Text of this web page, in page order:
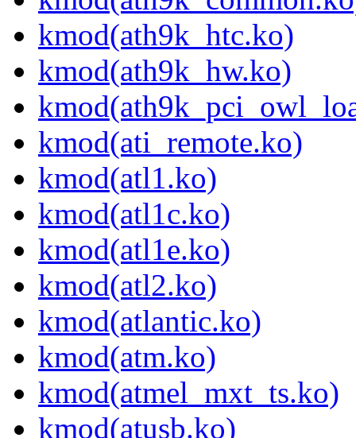
kmod(ath9k_htc.ko)
kmod(ath9k_hw.ko)
kmod(ati_remote.ko)
kmod(atl1.ko)
kmod(atl1c.ko)
kmod(atl1e.ko)
kmod(atl2.ko)
kmod(atlantic.ko)
kmod(atm.ko)
kmod(atmel_mxt_ts.ko)
kmod(atusb.ko)